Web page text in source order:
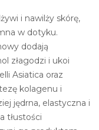
i nawilży skórę,
w dotyku.
dodają
złagodzi i ukoi
Asiatica oraz
kolagenu i
jędrna, elastyczna i
tłustości